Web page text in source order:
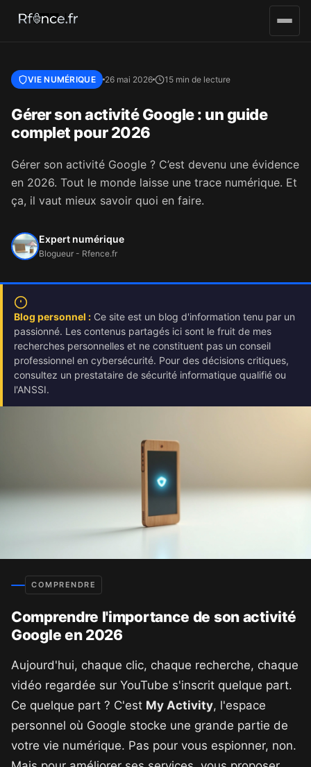
VIE NUMÉRIQUE 26 mai 2026 15 min de lecture
Gérer son activité Google : un guide
complet pour 2026
Gérer son activité Google ? C’est devenu une évidence
en 2026. Tout le monde laisse une trace numérique. Et
ça, il vaut mieux savoir quoi en faire.
Expert numérique
Blogueur - Rfence.fr
Blog personnel : Ce site est un blog d'information tenu par un
passionné. Les contenus partagés ici sont le fruit de mes
recherches personnelles et ne constituent pas un conseil
professionnel en cybersécurité. Pour des décisions critiques,
consultez un prestataire de sécurité informatique qualifié ou
l'ANSSI.
COMPRENDRE
Comprendre l'importance de son activité
Google en 2026
Aujourd'hui, chaque clic, chaque recherche, chaque
vidéo regardée sur YouTube s'inscrit quelque part.
Ce quelque part ? C'est My Activity, l'espace
personnel où Google stocke une grande partie de
votre vie numérique. Pas pour vous espionner, non.